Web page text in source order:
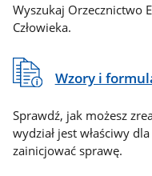
Wyszukaj Orzecznictwo
Człowieka.
Wzory i
Sprawdź, jak możesz
wydział jest właściwy
zainicjować sprawę.